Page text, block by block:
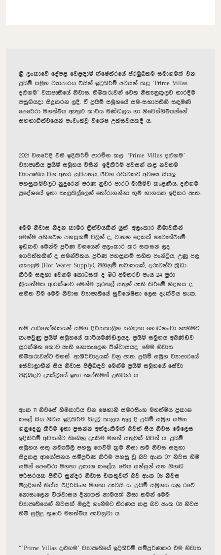
ශ්‍රී ලංකාවේ දේපළ වෙළඳාම් ක්ෂේත්රයේ ප්රමුඛතම සමාගමක් වන
ප්‍රයිම් සමූහ ව්‍යාපාරය විසින් ඉදිකිරීම් අවසන් කළ ‘Prime Villas
දළුගම’ ව්‍යාපෘතියේ නිවාස, හිමිකරුවන් වෙත නීත්‍යනුකූලව භාරදීම
පසුගියදා සිදුකරන ලදී. ඒ ප්‍රයිම් සමූහයේ සම-සභාපතිනි සඳමිණි
පෙරේරා මහත්මිය ඇතුළු කාර්ය මණ්ඩලය හා නිවෙස්හිමියන්ගේ
සහභාගීත්වයෙන් පැවැත්වූ විශේෂ උත්සවයකදී ය.
2021 වසරේදී එහි ඉදිකිරීම් ආරම්භ කළ ‘Prime Villas දළුගම’
ව්‍යාපෘතිය ප්‍රයිම් සමූහය විසින් ඉදිකිරීම් අවසන් කළ නවතම
ව්‍යාපෘතිය වන අතර සුවපහසු ජීවන රටාවකට අවශ්‍ය සියලු
පහසුකම්වලට නුදුරෙන් පරණ නුවර පාරට මායිම්ව කැළණිය, දළුගම
ප්‍රදේශයේ ඉතා සැලකිල්ලෙන් තෝරාගන්නා භුමි භාගයක ඉදිකර ඇත.
මෙම නිවාස නිදන කාමර ත්‍රිත්වයකින් යුත් අලංකාර නිමාවකින්
මෙන්ම අතිනවීන පහසුකම් වලින් ද, වාහන දෙකක් නැවැත්වීමේ
ඉඩකඩ මෙන්ම පූර්ණ වශයෙන් අලංකාර කර සකසන ලද
ගෙවත්තකින් ද සමන්විතය. පූර්ණ පහසුකම් සහිත පැන්ට්‍රිය, උණු ජල
සැපයුම (Hot Water Supply), පිිහිනුම් තටාකයක්, දරුවන්ට ක්‍රීඩා
කිරීම සඳහා වෙනම කොටසක් ද මීට අමතරව පැය 24 පුරා
ක්‍රිියාත්මක ආරක්ෂාව මෙන්ම සුරතල් සතුන් ඇති කිරීමේ නිදහස ද
සහිත වීම මෙම නිවාස ව්‍යාපෘතියේ සුවිශේෂීතා ලෙස දැක්විය හැක.
තම පාරිභෝගිකයන් සමග දීර්ඝකාලීන සබඳතා ගොඩනංවා ගැනීමට
කැපවුණු ප්‍රයිම් සමූහයේ කාර්යමණ්ඩලයද, ප්‍රයිම් සමුහය අඛණ්ඩව
සුරක්ෂිත කොට ඇති නොසැලෙන විශ්වාසයද මෙම නිවාස
හිමිකරුවන්ට මහත් ආශීර්වාදයක් වනු ඇත. ප්‍රයිම් සමූහ ව්‍යාපාරයේ
සේවාලාභීන් සිය නිවාස පිළිබඳව මෙන්ම ප්‍රයිම් සමූහයේ සේවා
පිළිබඳව දැක්වූයේ ඉතා තෘප්තිමත් ප්‍රතිචාර ය.
අංක 11 නිවසේ හිමිකාරිය වන ෂෙහානි සමරසිංහ මහත්මිය ප්‍රකාශ
කළේ සිය නිවස ඉදිකිරීම සිදුවූ කාලය තුළ දී ප්‍රයිම් සමූහ සමග
ගනුදෙනු කිරීම ඉතා ප්‍රසන්න අත්දැකීමක් බවත් සිය නිවස මෙලෙස
ඉදිකිරීම් අවසන්ව තිබෙනු දැකීම මහත් සතුටක් බවත් ය. ප්‍රයිම්
සමූහය සතු නම්‍යශීලී පහසු ගෙවීම් ක්‍රම නිසා තම නිවස සඳහා
සිදුකළ ආයෝජනය සම්පූර්ණ කිරීම පහසු වූ බව අංක 07 නිවස හිමි
සමන් පෙරේරා මහතා ප්‍රකාශ කළේය. මෙය සන්සුන් සහ නිහඬ
පරිසරයක පිහිටි සුන්දර නිවාස එකතුවක් බව අංක 06 නිවස
මිලදීගත් තිස්ස එදිරිසිංහ මහතා පැවසී ය. ප්‍රයිම් සමූහය යනු රටේ
නොසැලෙන විශ්වාසය දිනාගත් නාමයක් නිසා තමන් මෙම
ව්‍යාපෘතියෙන් නිවසක් මිලදී ගැනීමට තීරණය කළ බව අංක 08 නිවස
හිමි සුමුදු තුෂාරි මහත්මිය පැවසුවා ය.
“’Prime Villas දළුගම’ ව්‍යාපෘතියේ ඉදිකිරීම් සම්පුර්ණකර එම නිවාස